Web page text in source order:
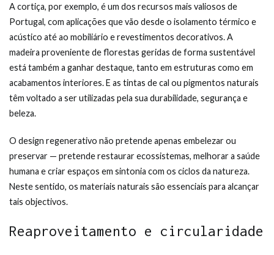
A cortiça, por exemplo, é um dos recursos mais valiosos de
Portugal, com aplicações que vão desde o isolamento térmico e
acústico até ao mobiliário e revestimentos decorativos. A
madeira proveniente de florestas geridas de forma sustentável
está também a ganhar destaque, tanto em estruturas como em
acabamentos interiores. E as tintas de cal ou pigmentos naturais
têm voltado a ser utilizadas pela sua durabilidade, segurança e
beleza.
O design regenerativo não pretende apenas embelezar ou
preservar — pretende restaurar ecossistemas, melhorar a saúde
humana e criar espaços em sintonia com os ciclos da natureza.
Neste sentido, os materiais naturais são essenciais para alcançar
tais objectivos.
Reaproveitamento e circularidade